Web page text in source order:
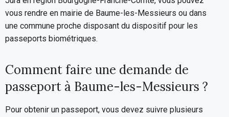
vous rendre en mairie de Baume-les-Messieurs ou dans
une commune proche disposant du dispositif pour les
passeports biométriques.
Comment faire une demande de
passeport à Baume-les-Messieurs ?
Pour obtenir un passeport, vous devez suivre plusieurs